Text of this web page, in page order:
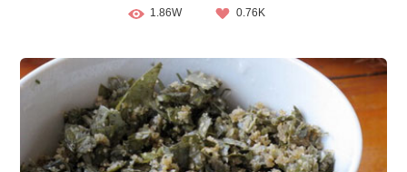
1.86W 0.76K